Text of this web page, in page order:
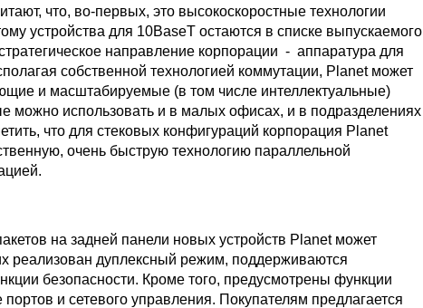
что, во-первых, это высокоскоростные технологии
устройства для 10BaseT остаются в списке выпускаемого
направление корпорации - аппаратура для
собственной технологией коммутации, Planet может
и масштабируемые (в том числе интеллектуальные)
можно использовать и в малых офисах, и в подразделениях
что для стековых конфигураций корпорация Planet
очень быструю технологию параллельной
на задней панели новых устройств Planet может
реализован дуплексный режим, поддерживаются
безопасности. Кроме того, предусмотрены функции
и сетевого управления. Покупателям предлагается